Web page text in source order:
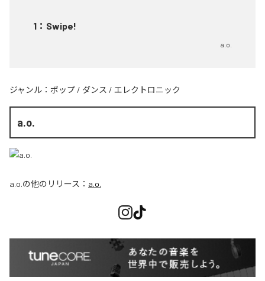
1 ： Swipe!
a.o.
ジャンル： ポップ / ダンス / エレクトロニック
a.o.
a.o.の他のリリース： a.o.